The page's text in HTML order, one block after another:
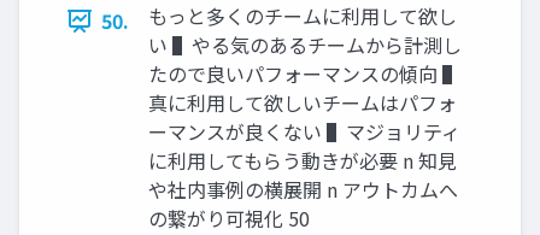
50.
もっと多くのチームに利⽤して欲し
い ▌やる気のあるチームから計測し
たので良いパフォーマンスの傾向 ▌
真に利⽤して欲しいチームはパフォ
ーマンスが良くない ▌マジョリティ
に利⽤してもらう動きが必要 n 知⾒
や社内事例の横展開 n アウトカムへ
の繋がり可視化 50